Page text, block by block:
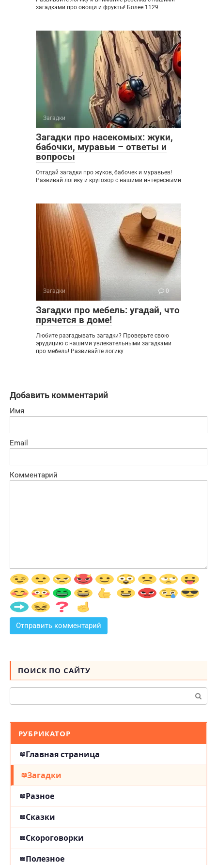
загадками про овощи и фрукты! Более 1129
Загадки 0
Загадки про насекомых: жуки,
бабочки, муравьи – ответы и
вопросы
Отгадай загадки про жуков, бабочек и муравьев!
Развивай логику и кругозор с нашими интересными
Загадки 0
Загадки про мебель: угадай, что
прячется в доме!
Любите разгадывать загадки? Проверьте свою
эрудицию с нашими увлекательными загадками
про мебель! Развивайте логику
Добавить комментарий
Имя
Email
Комментарий
ПОИСК ПО САЙТУ
Поиск:
РУБРИКАТОР
Главная страница
Загадки
Разное
Сказки
Скороговорки
Полезное